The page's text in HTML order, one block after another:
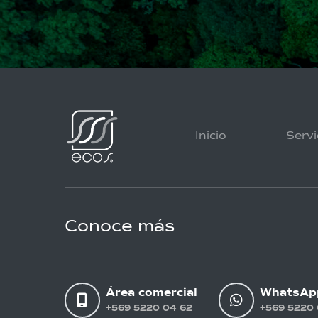
Inicio
Conoce más
Área comercial
+569 5220 04 62 +569 5220